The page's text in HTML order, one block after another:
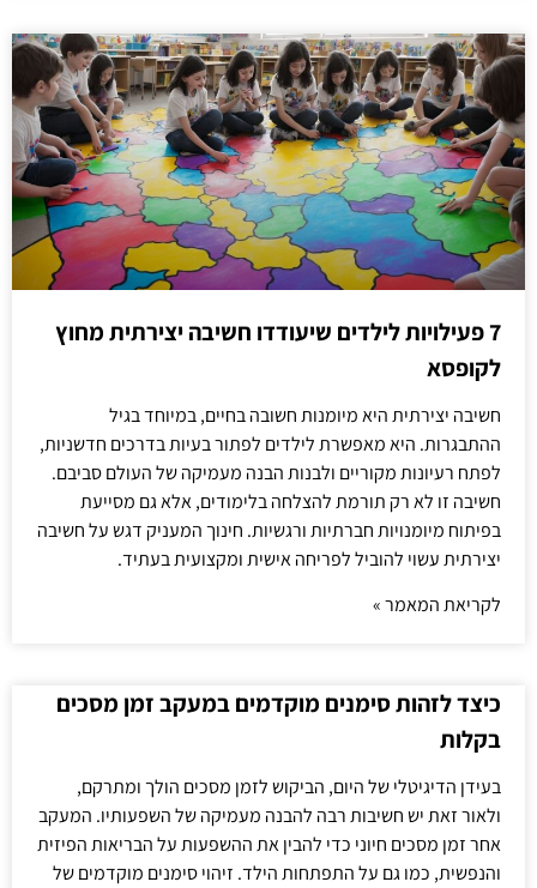
7 פעילויות לילדים שיעודדו חשיבה יצירתית מחוץ
לקופסא
חשיבה יצירתית היא מיומנות חשובה בחיים, במיוחד בגיל
ההתבגרות. היא מאפשרת לילדים לפתור בעיות בדרכים חדשניות,
לפתח רעיונות מקוריים ולבנות הבנה מעמיקה של העולם סביבם.
חשיבה זו לא רק תורמת להצלחה בלימודים, אלא גם מסייעת
בפיתוח מיומנויות חברתיות ורגשיות. חינוך המעניק דגש על חשיבה
יצירתית עשוי להוביל לפריחה אישית ומקצועית בעתיד.
לקריאת המאמר »
כיצד לזהות סימנים מוקדמים במעקב זמן מסכים
בקלות
בעידן הדיגיטלי של היום, הביקוש לזמן מסכים הולך ומתרקם,
ולאור זאת יש חשיבות רבה להבנה מעמיקה של השפעותיו. המעקב
אחר זמן מסכים חיוני כדי להבין את ההשפעות על הבריאות הפיזית
והנפשית, כמו גם על התפתחות הילד. זיהוי סימנים מוקדמים של